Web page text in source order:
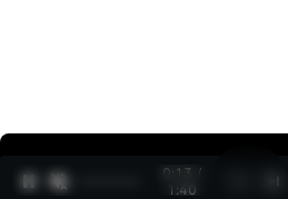
0:14 /
1:40